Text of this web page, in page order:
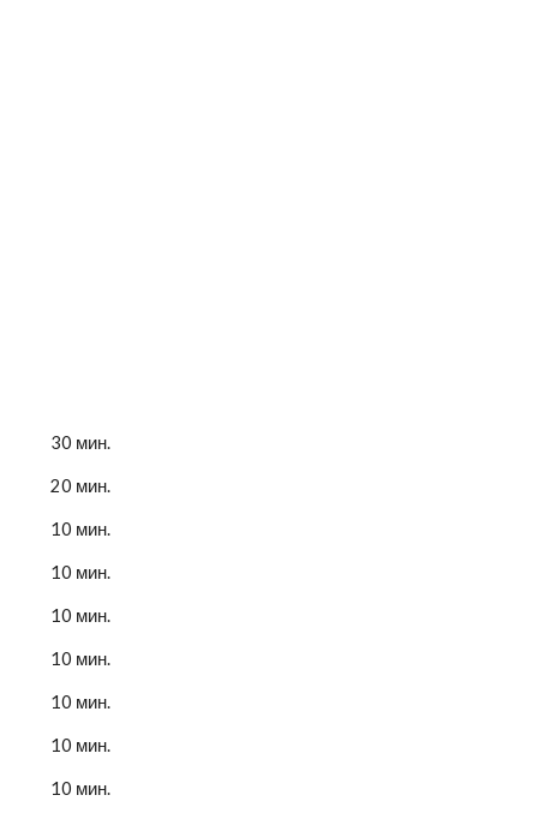
30 мин.
20 мин.
10 мин.
10 мин.
10 мин.
10 мин.
10 мин.
10 мин.
10 мин.